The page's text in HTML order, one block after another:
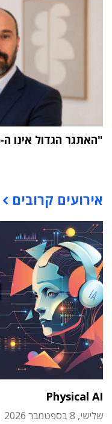
"האתגר הגדול אינו ה-AI אלא הטמעתה בארגון"
אירועים קרובים
Physical AI
שלישי, 8 בספטמבר 2026